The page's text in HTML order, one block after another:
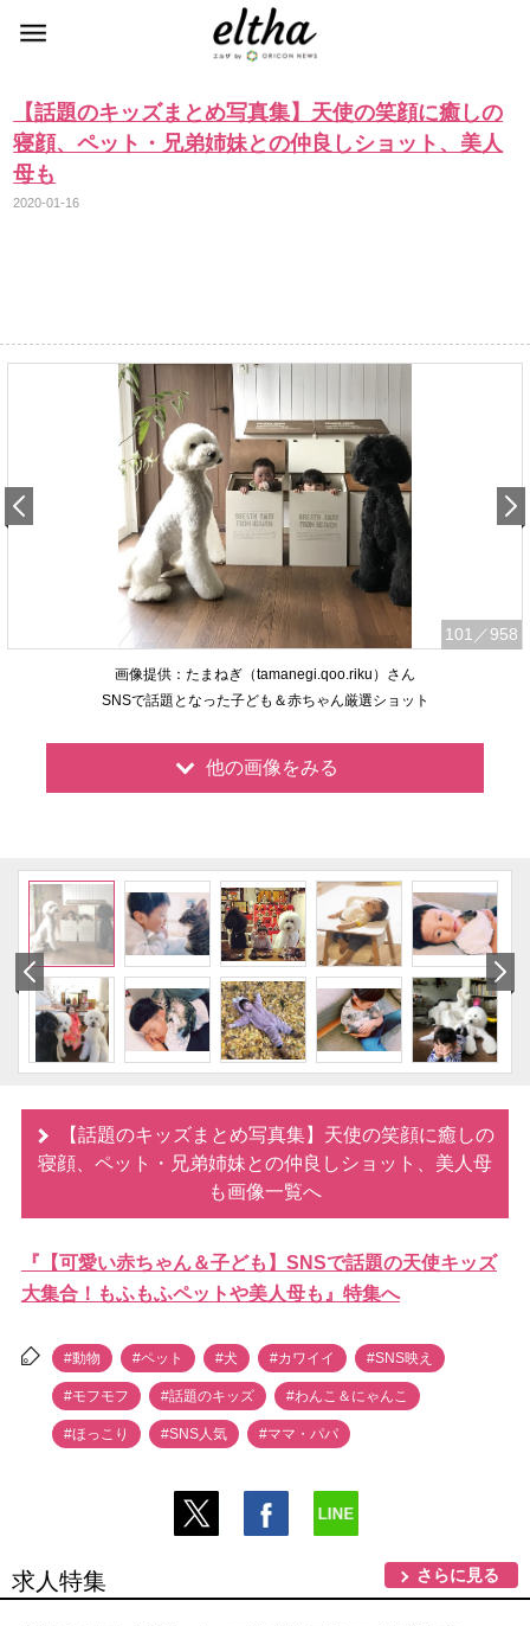
【話題のキッズまとめ写真集】天使の笑顔に癒しの
寝顔、ペット・兄弟姉妹との仲良しショット、美人
母も
2020-01-16
101 ／958
画像提供：たまねぎ（tamanegi.qoo.riku）さん
SNSで話題となった子ども＆赤ちゃん厳選ショット
他の画像をみる
【話題のキッズまとめ写真集】天使の笑顔に癒しの
寝顔、ペット・兄弟姉妹との仲良しショット、美人母
も画像一覧へ
『【可愛い赤ちゃん＆子ども】SNSで話題の天使キッズ
大集合！もふもふペットや美人母も』特集へ
#動物 #ペット #犬 #カワイイ #SNS映え
#モフモフ #話題のキッズ #わんこ＆にゃんこ
#ほっこり #SNS人気 #ママ・パパ
求人特集 さらに見る